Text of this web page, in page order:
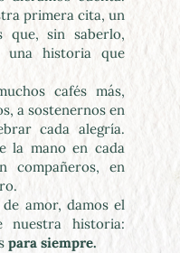
primera cita, un
que, sin saberlo,
historia que
cafés más,
a sostenernos en
cada alegría.
la mano en cada
compañeros, en
amor, damos el
nuestra historia:
para siempre.